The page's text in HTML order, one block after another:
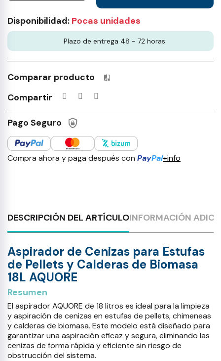
Disponibilidad: Pocas unidades
Plazo de entrega 48 - 72 horas
Comparar producto Productos incluidos en tu lista
Compartir
Pago Seguro
Compra ahora y paga después con PayPal+info
DESCRIPCIÓN DEL ARTÍCULOINFORMACIÓN
Aspirador de Cenizas para Estufas
de Pellets y Calderas de Biomasa
18L AQUORE
Resumen
El aspirador AQUORE de 18 litros es ideal para la limpieza
y aspiración de cenizas en estufas de pellets, chimeneas
y calderas de biomasa. Este modelo está diseñado para
garantizar una aspiración eficaz y segura, eliminando las
cenizas de forma rápida y eficiente sin riesgo de
obstrucción del sistema.